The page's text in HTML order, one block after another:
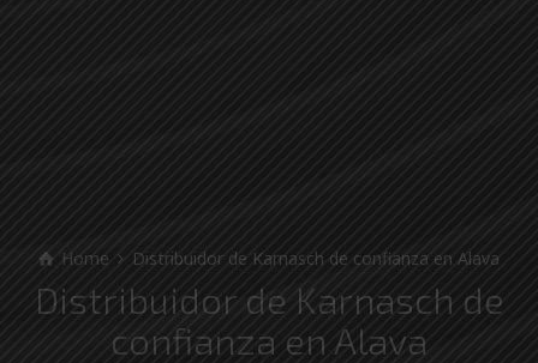
Home Distribuidor de Karnasch de confianza en Alava
Distribuidor de Karnasch de
confianza en Alava